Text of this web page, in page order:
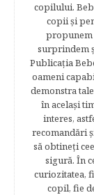
copilului.
copii şi
propunem
surprindem
Publicația
oameni
demonstra
în acelaşi
interes,
recomandări
să obtineţi
sigură. În
curiozitatea,
copil, fie